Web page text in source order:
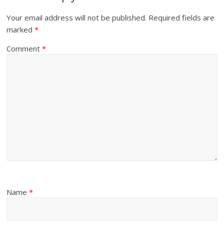
Your email address will not be published. Required fields are
marked*
Comment*
Name*